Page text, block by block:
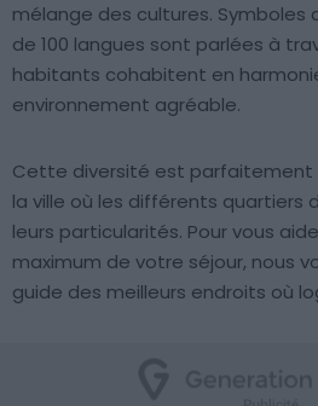
mélange des cultures. Symboles
de 100 langues sont parlées à
habitants cohabitent en
environnement agréable.
Cette diversité est parfaitement
la ville où les différents quartiers
leurs particularités. Pour vous
maximum de votre séjour, nous
guide des meilleurs endroits où